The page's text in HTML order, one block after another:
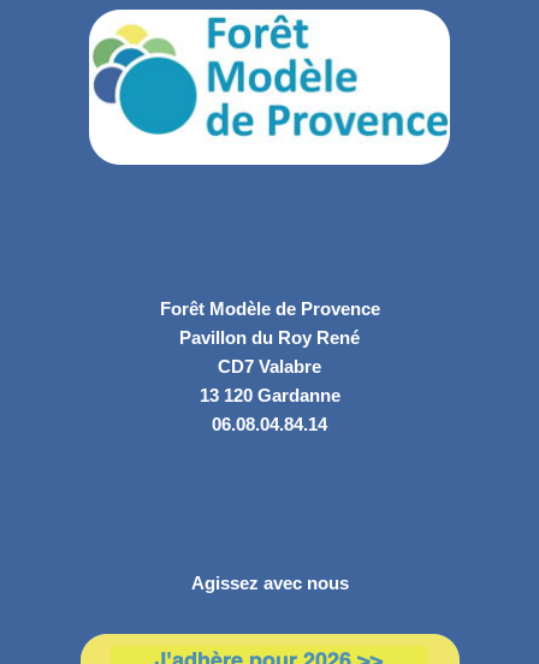
Forêt Modèle de Provence
Pavillon du Roy René
CD7 Valabre
13 120 Gardanne
06.08.04.84.14
Agissez avec nous